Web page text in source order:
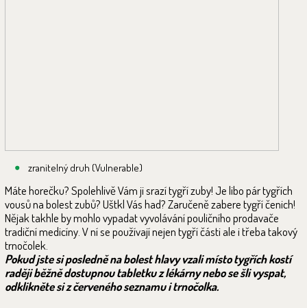
zranitelný druh (Vulnerable)
Máte horečku? Spolehlivě Vám ji srazí tygří zuby! Je libo pár tygřích
vousů na bolest zubů? Uštkl Vás had? Zaručeně zabere tygří čenich!
Nějak takhle by mohlo vypadat vyvolávání pouličního prodavače
tradiční medicíny. V ní se používají nejen tygří části ale i třeba takový
trnočolek.
Pokud jste si posledně na bolest hlavy vzali místo tygřích kostí
raději běžně dostupnou tabletku z lékárny nebo se šli vyspat,
odklikněte si z červeného seznamu i trnočolka.